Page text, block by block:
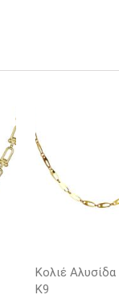
Κολιέ
Κ9